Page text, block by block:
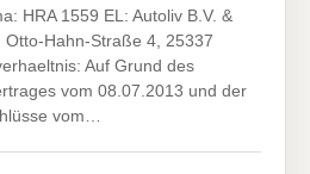
HRA 1559 EL: Autoliv B.V. &
Otto-Hahn-Straße 4, 25337
Auf Grund des
vom 08.07.2013 und der
vom…